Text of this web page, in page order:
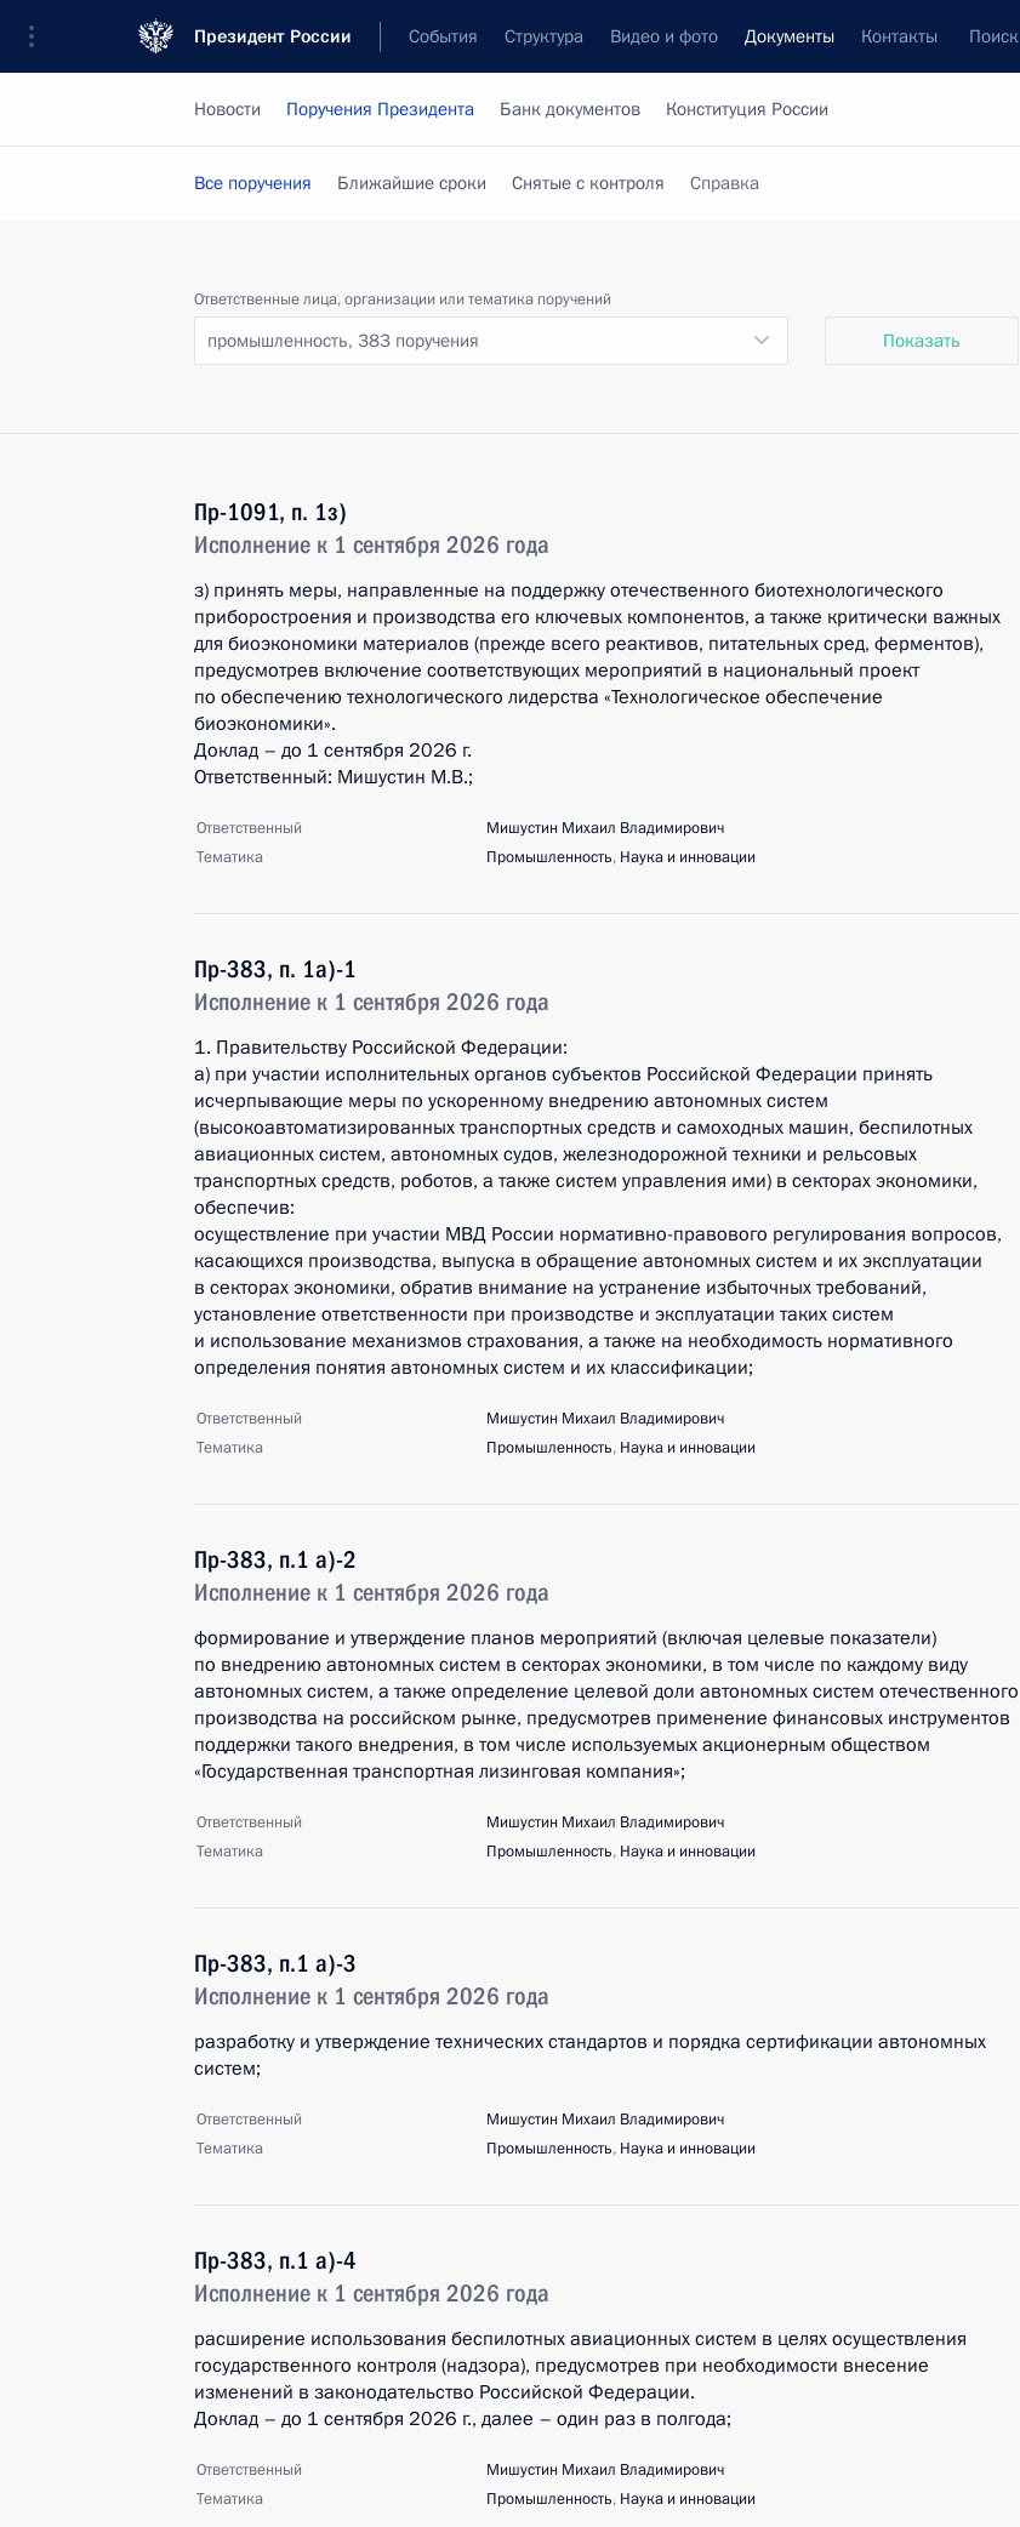
Президент России События Структура Видео и фото Документы Контакты Поиск
Новости Поручения Президента Банк документов Конституция России
Все поручения Ближайшие сроки Снятые с контроля Справка
Ответственные лица, организации или тематика поручений
промышленность, 383 поручения Показать
Пр-1091, п. 1з)
Исполнение к 1 сентября 2026 года
з) принять меры, направленные на поддержку отечественного биотехнологического
приборостроения и производства его ключевых компонентов, а также критически важных
для биоэкономики материалов (прежде всего реактивов, питательных сред, ферментов),
предусмотрев включение соответствующих мероприятий в национальный проект
по обеспечению технологического лидерства «Технологическое обеспечение
биоэкономики».
Доклад – до 1 сентября 2026 г.
Ответственный: Мишустин М.В.;
Ответственный
Мишустин Михаил Владимирович
Тематика
Промышленность, Наука и инновации
Пр-383, п. 1а)-1
Исполнение к 1 сентября 2026 года
1. Правительству Российской Федерации:
а) при участии исполнительных органов субъектов Российской Федерации принять
исчерпывающие меры по ускоренному внедрению автономных систем
(высокоавтоматизированных транспортных средств и самоходных машин, беспилотных
авиационных систем, автономных судов, железнодорожной техники и рельсовых
транспортных средств, роботов, а также систем управления ими) в секторах экономики,
обеспечив:
осуществление при участии МВД России нормативно-правового регулирования вопросов,
касающихся производства, выпуска в обращение автономных систем и их эксплуатации
в секторах экономики, обратив внимание на устранение избыточных требований,
установление ответственности при производстве и эксплуатации таких систем
и использование механизмов страхования, а также на необходимость нормативного
определения понятия автономных систем и их классификации;
Ответственный
Мишустин Михаил Владимирович
Тематика
Промышленность, Наука и инновации
Пр-383, п.1 а)-2
Исполнение к 1 сентября 2026 года
формирование и утверждение планов мероприятий (включая целевые показатели)
по внедрению автономных систем в секторах экономики, в том числе по каждому виду
автономных систем, а также определение целевой доли автономных систем отечественного
производства на российском рынке, предусмотрев применение финансовых инструментов
поддержки такого внедрения, в том числе используемых акционерным обществом
«Государственная транспортная лизинговая компания»;
Ответственный
Мишустин Михаил Владимирович
Тематика
Промышленность, Наука и инновации
Пр-383, п.1 а)-3
Исполнение к 1 сентября 2026 года
разработку и утверждение технических стандартов и порядка сертификации автономных
систем;
Ответственный
Мишустин Михаил Владимирович
Тематика
Промышленность, Наука и инновации
Пр-383, п.1 а)-4
Исполнение к 1 сентября 2026 года
расширение использования беспилотных авиационных систем в целях осуществления
государственного контроля (надзора), предусмотрев при необходимости внесение
изменений в законодательство Российской Федерации.
Доклад – до 1 сентября 2026 г., далее – один раз в полгода;
Ответственный
Мишустин Михаил Владимирович
Тематика
Промышленность, Наука и инновации